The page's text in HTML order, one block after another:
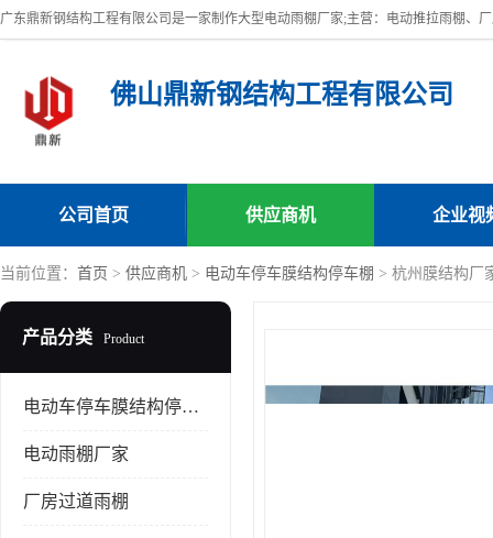
佛山鼎新钢结构工程有限公司
公司首页 供应商机 企业视
当前位置： 首页 > 供应商机 > 电动车停车膜结构停车棚 > 杭州膜结构厂
产品分类 Product
电动车停车膜结构停车棚
电动雨棚厂家
厂房过道雨棚